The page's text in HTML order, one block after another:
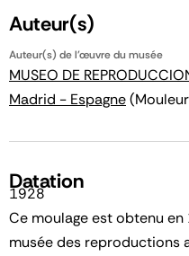
Auteur(s)
Auteur(s) de l'œuvre du musée
MUSEO DE
Madrid - Espagne
Datation
1928
Ce moulage est obtenu
musée des reproductions